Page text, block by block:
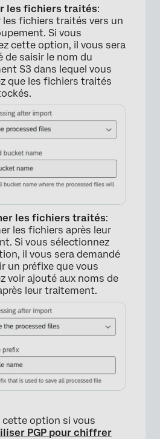
×
les fichiers traités:
les fichiers traités vers un
Si vous
cette option, il vous sera
de saisir le nom du
S3 dans lequel vous
que les fichiers traités
les fichiers traités:
les fichiers après leur
Si vous sélectionnez
il vous sera demandé
un préfixe que vous
voir ajouté aux noms de
leur traitement.
cette option si vous
PGP pour chiffrer